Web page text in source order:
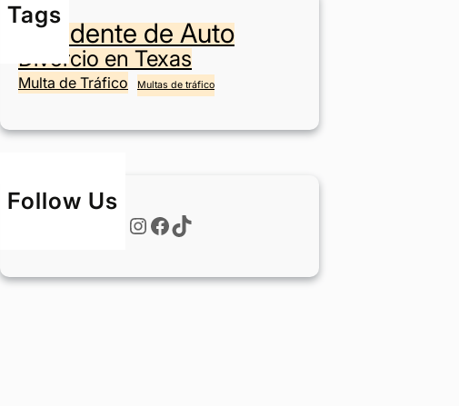
Tags
Accidente de Auto
Divorcio en Texas
Multa de Tráfico Multas de tráfico
Follow Us
Instagram Facebook TikTok